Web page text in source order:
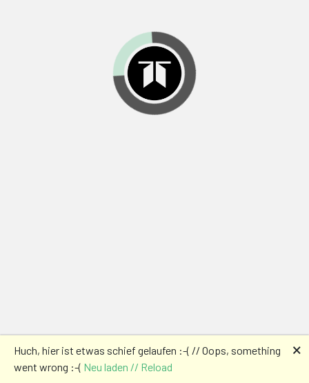
Huch, hier ist etwas schief gelaufen :-( // Oops, something
went wrong :-( Neu laden // Reload
🗙